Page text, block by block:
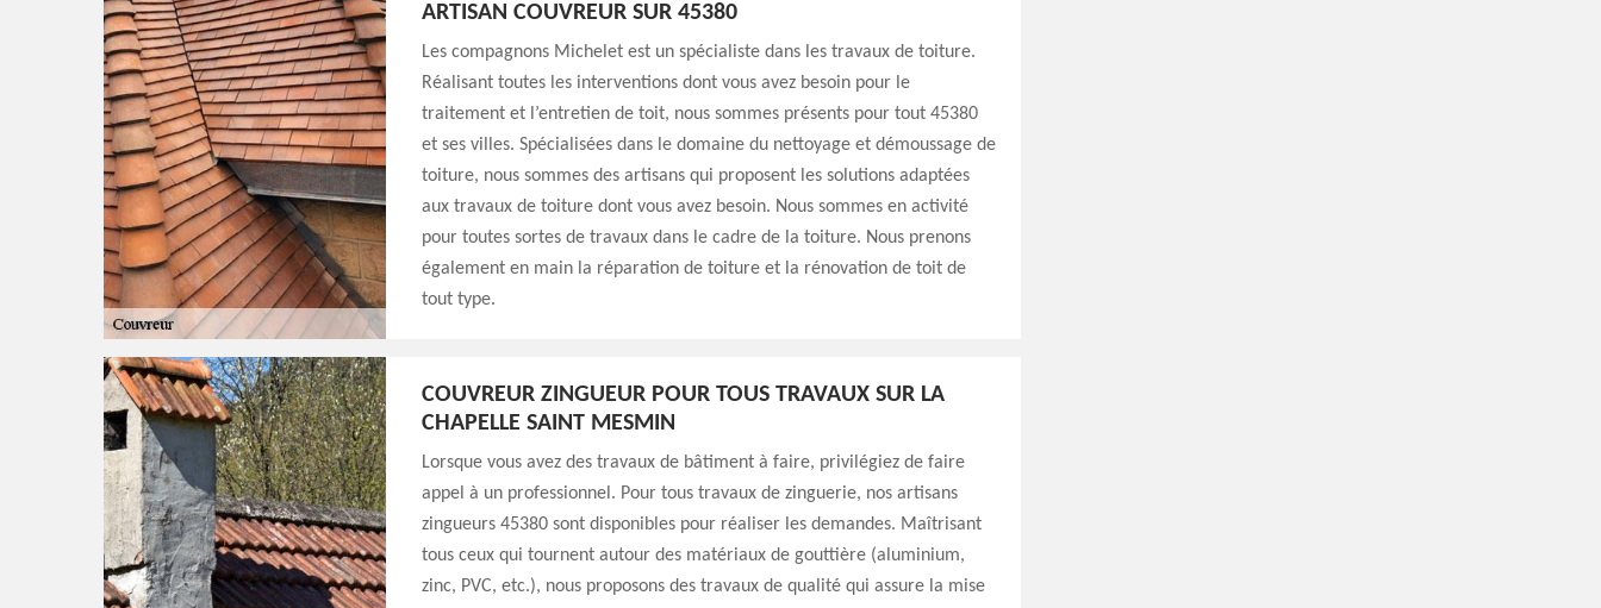
ARTISAN COUVREUR SUR 45380
Les compagnons Michelet est un spécialiste dans les travaux de toiture.
Réalisant toutes les interventions dont vous avez besoin pour le
traitement et l’entretien de toit, nous sommes présents pour tout 45380
et ses villes. Spécialisées dans le domaine du nettoyage et démoussage de
toiture, nous sommes des artisans qui proposent les solutions adaptées
aux travaux de toiture dont vous avez besoin. Nous sommes en activité
pour toutes sortes de travaux dans le cadre de la toiture. Nous prenons
également en main la réparation de toiture et la rénovation de toit de
tout type.
COUVREUR ZINGUEUR POUR TOUS TRAVAUX SUR LA
CHAPELLE SAINT MESMIN
Lorsque vous avez des travaux de bâtiment à faire, privilégiez de faire
appel à un professionnel. Pour tous travaux de zinguerie, nos artisans
zingueurs 45380 sont disponibles pour réaliser les demandes. Maîtrisant
tous ceux qui tournent autour des matériaux de gouttière (aluminium,
zinc, PVC, etc.), nous proposons des travaux de qualité qui assure la mise